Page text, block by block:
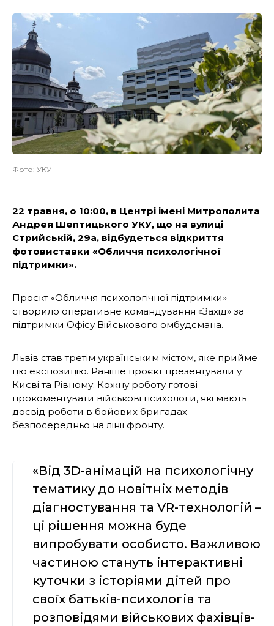
Фото: УКУ
22 травня, о 10:00, в Центрі імені Митрополита
Андрея Шептицького УКУ, що на вулиці
Стрийській, 29а, відбудеться відкриття
фотовиставки «Обличчя психологічної
підтримки».
Проєкт «Обличчя психологічної підтримки»
створило оперативне командування «Захід» за
підтримки Офісу Військового омбудсмана.
Львів став третім українським містом, яке прийме
цю експозицію. Раніше проєкт презентували у
Києві та Рівному. Кожну роботу готові
прокоментувати військові психологи, які мають
досвід роботи в бойових бригадах
безпосередньо на лінії фронту.
«Від 3D-анімацій на психологічну
тематику до новітніх методів
діагностування та VR-технологій –
ці рішення можна буде
випробувати особисто. Важливою
частиною стануть інтерактивні
куточки з історіями дітей про
своїх батьків-психологів та
розповідями військових фахівців-